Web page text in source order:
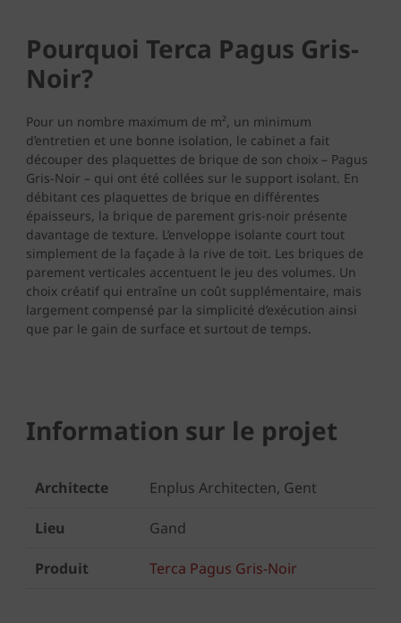
Pourquoi Terca Pagus Gris-
Noir?
Pour un nombre maximum de m², un minimum
d’entretien et une bonne isolation, le cabinet a fait
découper des plaquettes de brique de son choix – Pagus
Gris-Noir – qui ont été collées sur le support isolant. En
débitant ces plaquettes de brique en différentes
épaisseurs, la brique de parement gris-noir présente
davantage de texture. L’enveloppe isolante court tout
simplement de la façade à la rive de toit. Les briques de
parement verticales accentuent le jeu des volumes. Un
choix créatif qui entraîne un coût supplémentaire, mais
largement compensé par la simplicité d’exécution ainsi
que par le gain de surface et surtout de temps.
Information sur le projet
Architecte Enplus Architecten, Gent
Lieu Gand
Produit Terca Pagus Gris-Noir